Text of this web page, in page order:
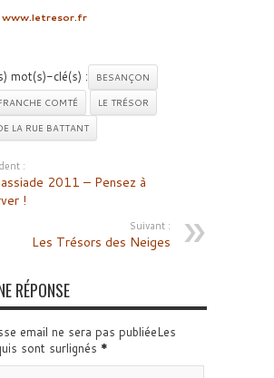
www.letresor.fr
mot(s)-clé(s) :
BESANÇON
COMTÉ
LE TRÉSOR
LA RUE BATTANT
:
2011 – Pensez à
!
Suivant :
Les Trésors des Neiges
RÉPONSE
email ne sera pas publiéeLes
sont surlignés *